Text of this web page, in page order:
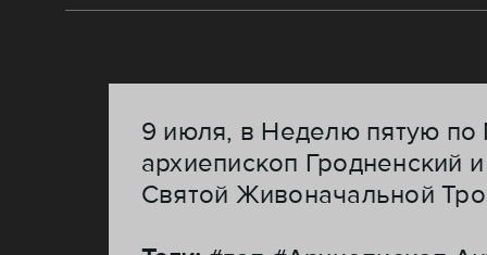
9 июля, в Неделю пятую по
архиепископ Гродненский
Святой Живоначальной